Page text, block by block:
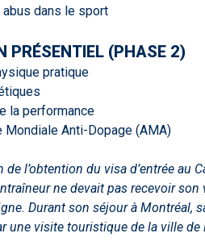
dans le sport
PRÉSENTIEL (PHASE 2)
pratique
la performance
Mondiale Anti-Dopage (AMA)
l’obtention du visa d’entrée au
ne devait pas recevoir
Durant son séjour à Montréal,
une visite touristique de la ville de